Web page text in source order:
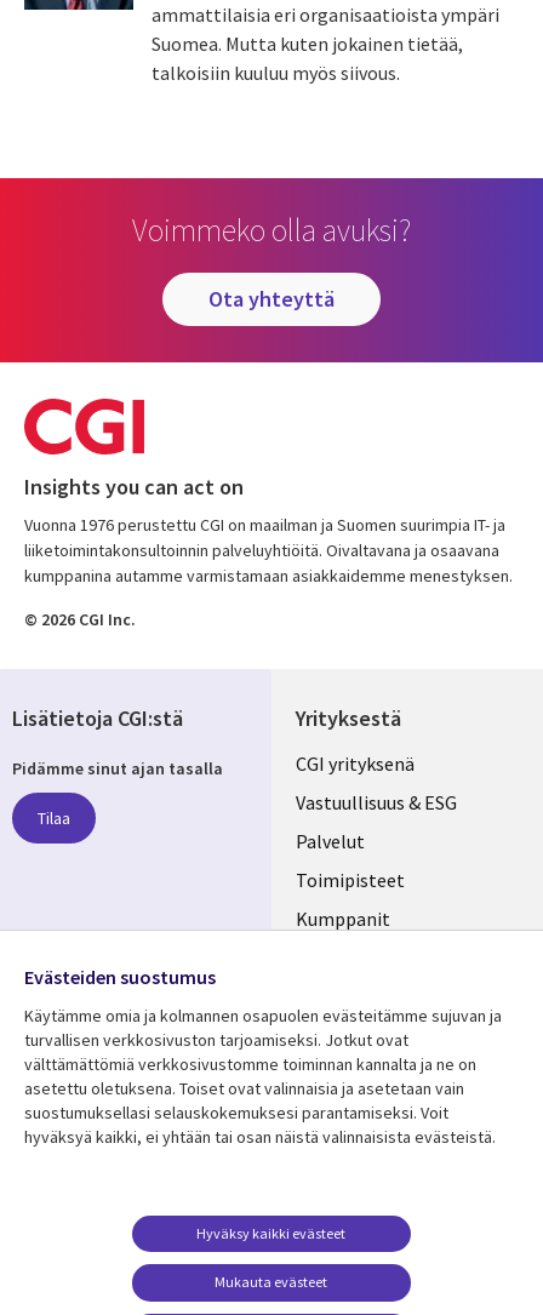
ammattilaisia eri organisaatioista ympäri
Suomea. Mutta kuten jokainen tietää,
talkoisiin kuuluu myös siivous.
Voimmeko olla avuksi?
ota yhteyttä
Insights you can act on
Vuonna 1976 perustettu CGI on maailman ja Suomen suurimpia IT- ja
liiketoimintakonsultoinnin palveluyhtiöitä. Oivaltavana ja osaavana
kumppanina autamme varmistamaan asiakkaidemme menestyksen.
© 2026 CGI Inc.
Yrityksestä
Useful
links
FINLAND
CGI yrityksenä
Vastuullisuus & ESG
Palvelut
Toimipisteet
Kumppanit
Resurssikeskus
Library
FINLAND
Asiakastarinat
Lisätietoa
Legal
Tietosuoja
Käyttöehdot
Yhteystiedot
Evästeasetuksesi
Lisätietoja CGI:stä
Pidämme sinut ajan tasalla
Tilaa
Media
FINLAND
Evästeiden suostumus
Käytämme omia ja kolmannen osapuolen evästeitämme sujuvan ja
turvallisen verkkosivuston tarjoamiseksi. Jotkut ovat
välttämättömiä verkkosivustomme toiminnan kannalta ja ne on
asetettu oletuksena. Toiset ovat valinnaisia ​​ja asetetaan vain
suostumuksellasi selauskokemuksesi parantamiseksi. Voit
hyväksyä kaikki, ei yhtään tai osan näistä valinnaisista evästeistä.
Mukauta evästeet
Hyväksy kaikki evästeet